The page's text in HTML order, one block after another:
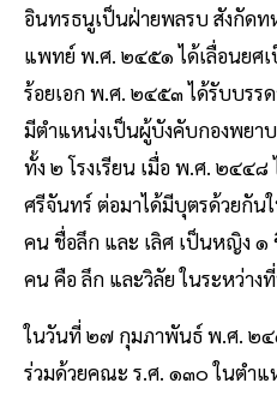
อินทรธนูเป็นฝ่ายพลรบ สังกัด
แพทย์ พ.ศ. ๒๔๕๑ ได้เลื่อนยศ
ร้อยเอก พ.ศ. ๒๔๕๓ ได้รับบร
มีตำแหน่งเป็นผู้บังคับกองพยา
ทั้ง ๒ โรงเรียน ​เมื่อ พ.ศ. ๒๔๔
ศรีจันทร์ ต่อมาได้มีบุตรด้วยกั
คน ชื่อลึก และ เลิศ เป็นหญิง ๑
คน คือ ลึก และวิลัย ในระหว่าง
ในวันที่ ๒๗ กุมภาพันธ์ พ.ศ. ๒๔
ร่วมด้วยคณะ ร.ศ. ๑๓๐ ในตำ